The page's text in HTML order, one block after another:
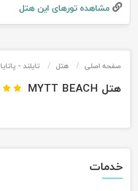
مشاهده تور‌های این هتل
صفحه اصلی هتل تایلند - پاتایا
هتل MYTT BEACH
خدمات
تور کویر کاراکال
تور کویر مصر
تور ماسوله
تور کیش از ساری
اقساطی
تور کیش از بندرعباس
اقساطی
تور قزاقستان اقساطی
تور زیارتی اقساطی